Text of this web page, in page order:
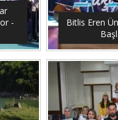
-
Bitlis Eren